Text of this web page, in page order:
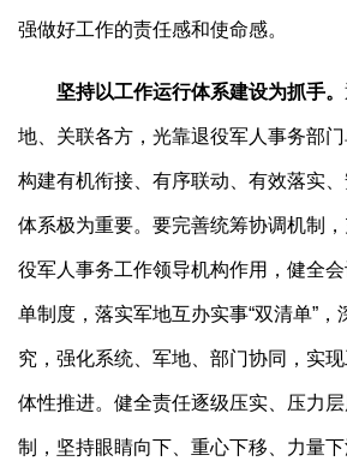
强做好工作的责任感和使命感。
坚持以工作运行体系建设为抓手。
地、关联各方，光靠退役军人事务部门
构建有机衔接、有序联动、有效落实
体系极为重要。要完善统筹协调机制
役军人事务工作领导机构作用，健全
单制度，落实军地互办实事“双清单”
究，强化系统、军地、部门协同，实
体性推进。健全责任逐级压实、压力
制，坚持眼睛向下、重心下移、力量